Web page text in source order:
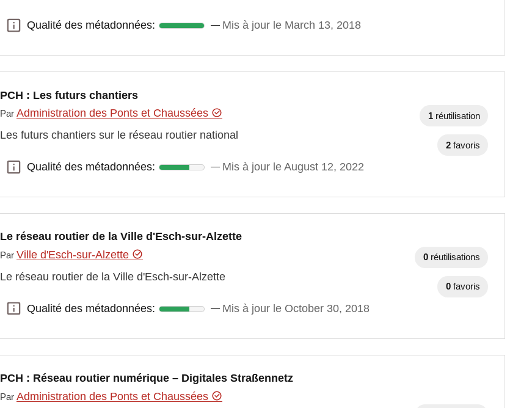
Qualité des métadonnées:
Qualité des métadonnées: Mis à jour le March 13, 2018
PCH : Les futurs chantiers
ParAdministration des Ponts et Chaussées
Les futurs chantiers sur le réseau routier national
Qualité des métadonnées:
Qualité des métadonnées: Mis à jour le August 12, 2022
1 réutilisation
2 favoris
Le réseau routier de la Ville d'Esch-sur-Alzette
ParVille d'Esch-sur-Alzette
Le réseau routier de la Ville d'Esch-sur-Alzette
Qualité des métadonnées:
Qualité des métadonnées: Mis à jour le October 30, 2018
0 réutilisations
0 favoris
PCH : Réseau routier numérique – Digitales Straßennetz
ParAdministration des Ponts et Chaussées